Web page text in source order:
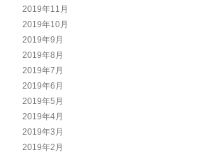
2019年11月
2019年10月
2019年9月
2019年8月
2019年7月
2019年6月
2019年5月
2019年4月
2019年3月
2019年2月